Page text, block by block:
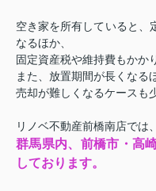
空き家を所有していると、
なるほか、
固定資産税や維持費もかか
また、放置期間が長くなる
売却が難しくなるケースも
リノベ不動産前橋南店では、
群馬県内、前橋市・高
しております。